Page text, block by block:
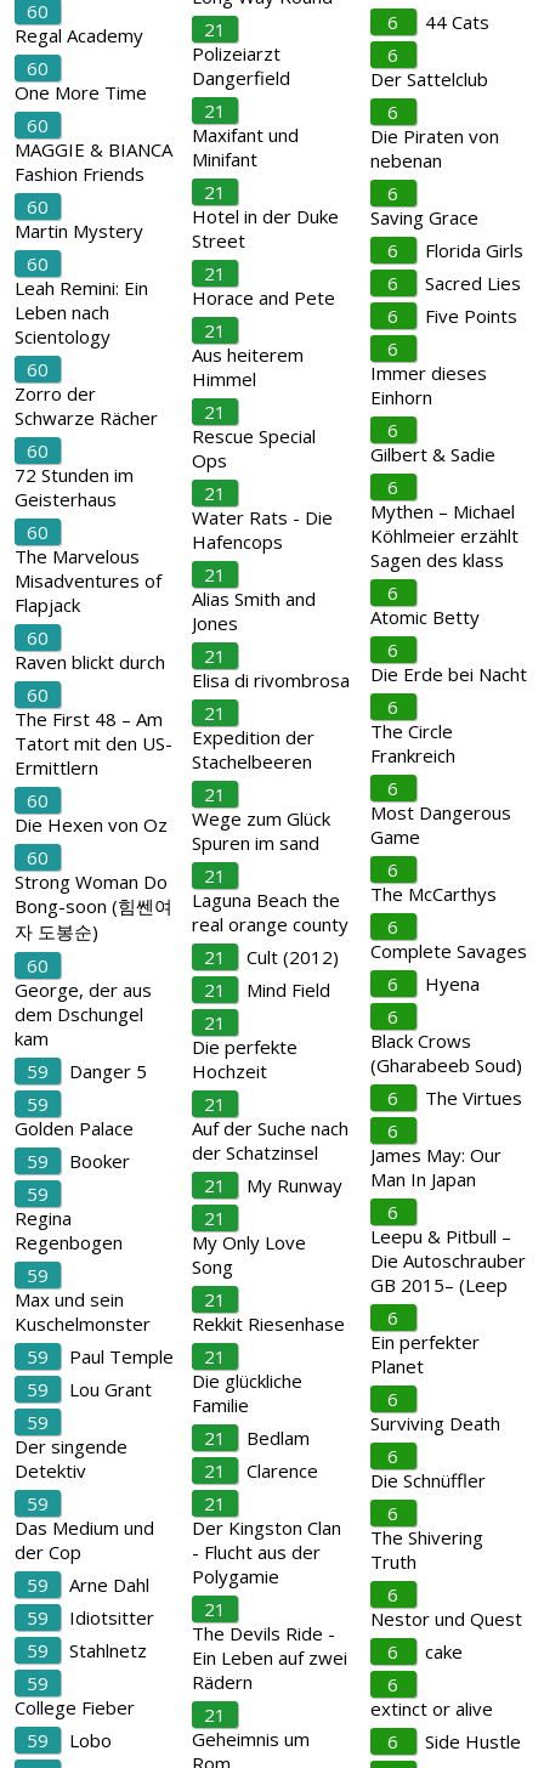
60
Regal Academy
60
One More Time
60
MAGGIE & BIANCA
Fashion Friends
60
Martin Mystery
60
Leah Remini: Ein
Leben nach
Scientology
60
Zorro der
Schwarze Rächer
60
72 Stunden im
Geisterhaus
60
The Marvelous
Misadventures of
Flapjack
60
Raven blickt durch
60
The First 48 – Am
Tatort mit den US-
Ermittlern
60
Die Hexen von Oz
60
Strong Woman Do
Bong-soon (힘쎈여
자 도봉순)
60
George, der aus
dem Dschungel
kam
59
Danger 5
59
Golden Palace
59
Booker
59
Regina
Regenbogen
59
Max und sein
Kuschelmonster
59
Paul Temple
59
Lou Grant
59
Der singende
Detektiv
59
Das Medium und
der Cop
59
Arne Dahl
59
Idiotsitter
59
Stahlnetz
59
College Fieber
59
Lobo
21
Polizeiarzt
Dangerfield
21
Maxifant und
Minifant
21
Hotel in der Duke
Street
21
Horace and Pete
21
Aus heiterem
Himmel
21
Rescue Special
Ops
21
Water Rats - Die
Hafencops
21
Alias Smith and
Jones
21
Elisa di rivombrosa
21
Expedition der
Stachelbeeren
21
Wege zum Glück
Spuren im sand
21
Laguna Beach the
real orange county
21
Cult (2012)
21
Mind Field
21
Die perfekte
Hochzeit
21
Auf der Suche nach
der Schatzinsel
21
My Runway
21
My Only Love
Song
21
Rekkit Riesenhase
21
Die glückliche
Familie
21
Bedlam
21
Clarence
21
Der Kingston Clan
- Flucht aus der
Polygamie
21
The Devils Ride -
Ein Leben auf zwei
Rädern
21
Geheimnis um
Rom
6
44 Cats
6
Der Sattelclub
6
Die Piraten von
nebenan
6
Saving Grace
6
Florida Girls
6
Sacred Lies
6
Five Points
6
Immer dieses
Einhorn
6
Gilbert & Sadie
6
Mythen – Michael
Köhlmeier erzählt
Sagen des klass
6
Atomic Betty
6
Die Erde bei Nacht
6
The Circle
Frankreich
6
Most Dangerous
Game
6
The McCarthys
6
Complete Savages
6
Hyena
6
Black Crows
(Gharabeeb Soud)
6
The Virtues
6
James May: Our
Man In Japan
6
Leepu & Pitbull –
Die Autoschrauber
GB 2015– (Leep
6
Ein perfekter
Planet
6
Surviving Death
6
Die Schnüffler
6
The Shivering
Truth
6
Nestor und Quest
6
cake
6
extinct or alive
6
Side Hustle